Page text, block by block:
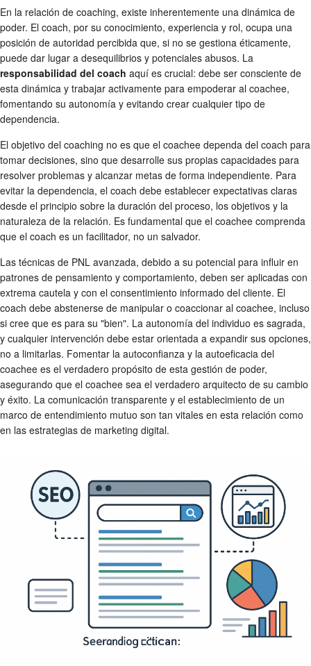
En la relación de coaching, existe inherentemente una dinámica de
poder. El coach, por su conocimiento, experiencia y rol, ocupa una
posición de autoridad percibida que, si no se gestiona éticamente,
puede dar lugar a desequilibrios y potenciales abusos. La
responsabilidad del coach aquí es crucial: debe ser consciente de
esta dinámica y trabajar activamente para empoderar al coachee,
fomentando su autonomía y evitando crear cualquier tipo de
dependencia.
El objetivo del coaching no es que el coachee dependa del coach para
tomar decisiones, sino que desarrolle sus propias capacidades para
resolver problemas y alcanzar metas de forma independiente. Para
evitar la dependencia, el coach debe establecer expectativas claras
desde el principio sobre la duración del proceso, los objetivos y la
naturaleza de la relación. Es fundamental que el coachee comprenda
que el coach es un facilitador, no un salvador.
Las técnicas de PNL avanzada, debido a su potencial para influir en
patrones de pensamiento y comportamiento, deben ser aplicadas con
extrema cautela y con el consentimiento informado del cliente. El
coach debe abstenerse de manipular o coaccionar al coachee, incluso
si cree que es para su "bien". La autonomía del individuo es sagrada,
y cualquier intervención debe estar orientada a expandir sus opciones,
no a limitarlas. Fomentar la autoconfianza y la autoeficacia del
coachee es el verdadero propósito de esta gestión de poder,
asegurando que el coachee sea el verdadero arquitecto de su cambio
y éxito. La comunicación transparente y el establecimiento de un
marco de entendimiento mutuo son tan vitales en esta relación como
en las estrategias de marketing digital.